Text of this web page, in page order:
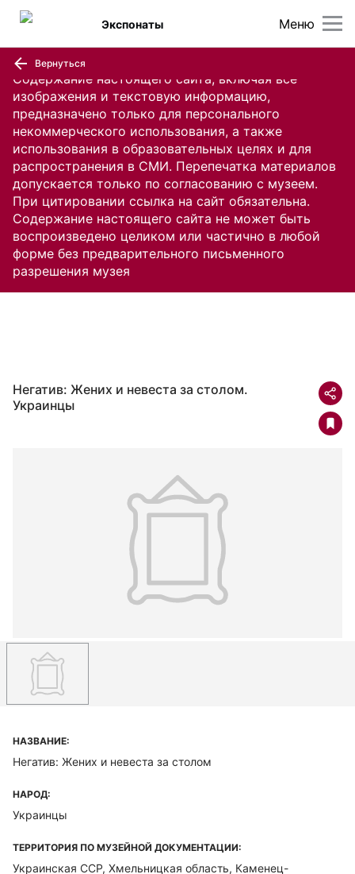
Содержание настоящего сайта, включая все
изображения и текстовую информацию,
предназначено только для персонального
некоммерческого использования, а также
использования в образовательных целях и для
распространения в СМИ. Перепечатка материалов
допускается только по согласованию с музеем.
При цитировании ссылка на сайт обязательна.
Содержание настоящего сайта не может быть
воспроизведено целиком или частично в любой
форме без предварительного письменного
разрешения музея
Меню
Экспонаты
Вернуться
Негатив: Жених и невеста за столом.
Украинцы
НАЗВАНИЕ:
Негатив: Жених и невеста за столом
НАРОД:
Украинцы
ТЕРРИТОРИЯ ПО МУЗЕЙНОЙ ДОКУМЕНТАЦИИ:
Украинская ССР, Хмельницкая область, Каменец-